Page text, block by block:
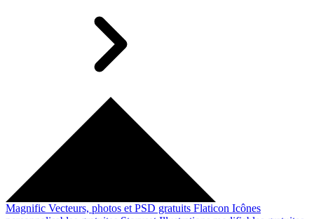
Magnific Vecteurs, photos et PSD gratuits Flaticon Icônes